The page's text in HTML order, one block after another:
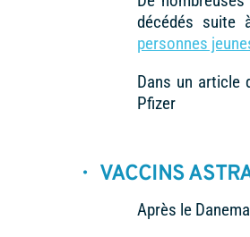
décédés suite
personnes
Dans un article
Pfizer
· VACCINS
Après le